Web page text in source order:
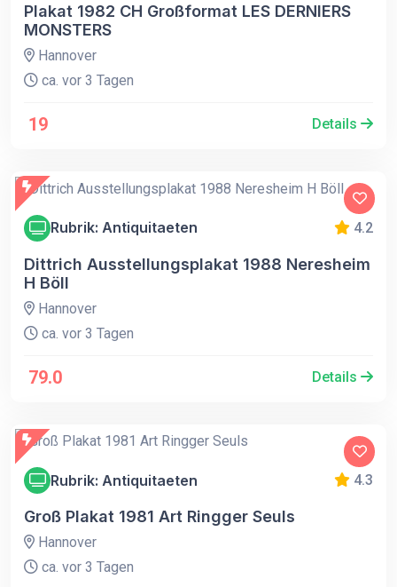
Plakat 1982 CH Großformat LES DERNIERS
MONSTERS
Hannover
ca. vor 3 Tagen
19 Details
Rubrik: Antiquitaeten 4.2
Dittrich Ausstellungsplakat 1988 Neresheim
H Böll
Hannover
ca. vor 3 Tagen
79.0 Details
Rubrik: Antiquitaeten 4.3
Groß Plakat 1981 Art Ringger Seuls
Hannover
ca. vor 3 Tagen